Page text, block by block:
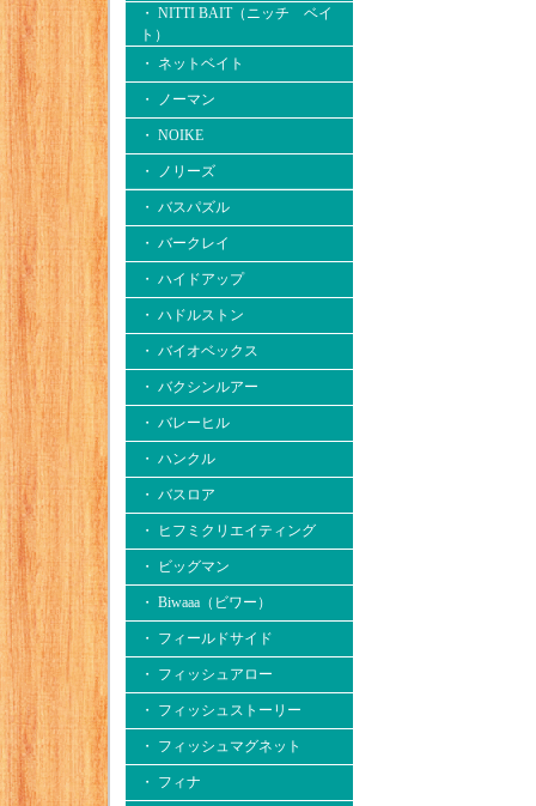
・ NITTI BAIT（ニッチ ベイ
ト）
・ ネットベイト
・ ノーマン
・ NOIKE
・ ノリーズ
・ バスパズル
・ バークレイ
・ ハイドアップ
・ ハドルストン
・ バイオベックス
・ バクシンルアー
・ バレーヒル
・ ハンクル
・ バスロア
・ ヒフミクリエイティング
・ ビッグマン
・ Biwaaa（ビワー）
・ フィールドサイド
・ フィッシュアロー
・ フィッシュストーリー
・ フィッシュマグネット
・ フィナ